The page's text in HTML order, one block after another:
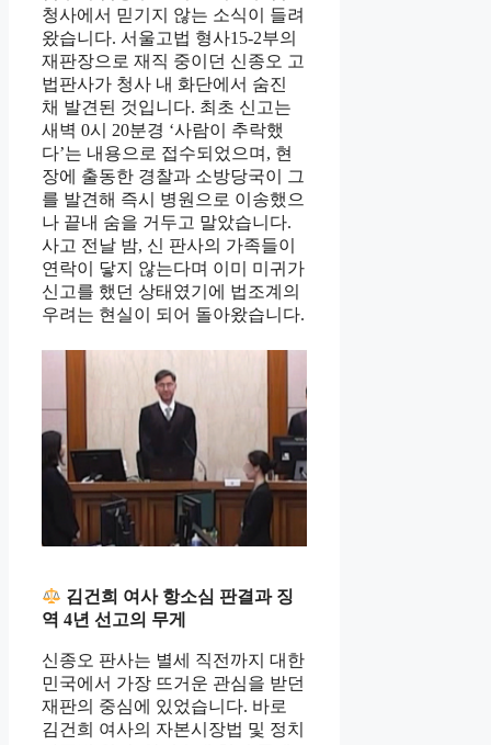
청사에서 믿기지 않는 소식이 들려
왔습니다. 서울고법 형사15-2부의
재판장으로 재직 중이던 신종오 고
법판사가 청사 내 화단에서 숨진
채 발견된 것입니다. 최초 신고는
새벽 0시 20분경 ‘사람이 추락했
다’는 내용으로 접수되었으며, 현
장에 출동한 경찰과 소방당국이 그
를 발견해 즉시 병원으로 이송했으
나 끝내 숨을 거두고 말았습니다.
사고 전날 밤, 신 판사의 가족들이
연락이 닿지 않는다며 이미 미귀가
신고를 했던 상태였기에 법조계의
우려는 현실이 되어 돌아왔습니다.
김건희 여사 항소심 판결과 징
역 4년 선고의 무게
신종오 판사는 별세 직전까지 대한
민국에서 가장 뜨거운 관심을 받던
재판의 중심에 있었습니다. 바로
김건희 여사의 자본시장법 및 정치